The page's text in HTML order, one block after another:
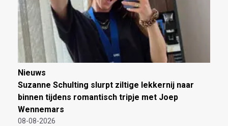
Nieuws
Suzanne Schulting slurpt ziltige lekkernij naar
binnen tijdens romantisch tripje met Joep
Wennemars
08-08-2026